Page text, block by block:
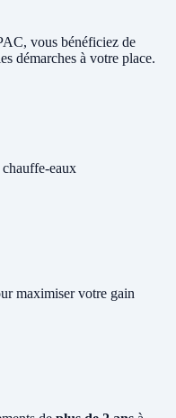
vous bénéficiez de
démarches à votre place.
chauffe-eaux
maximiser votre gain